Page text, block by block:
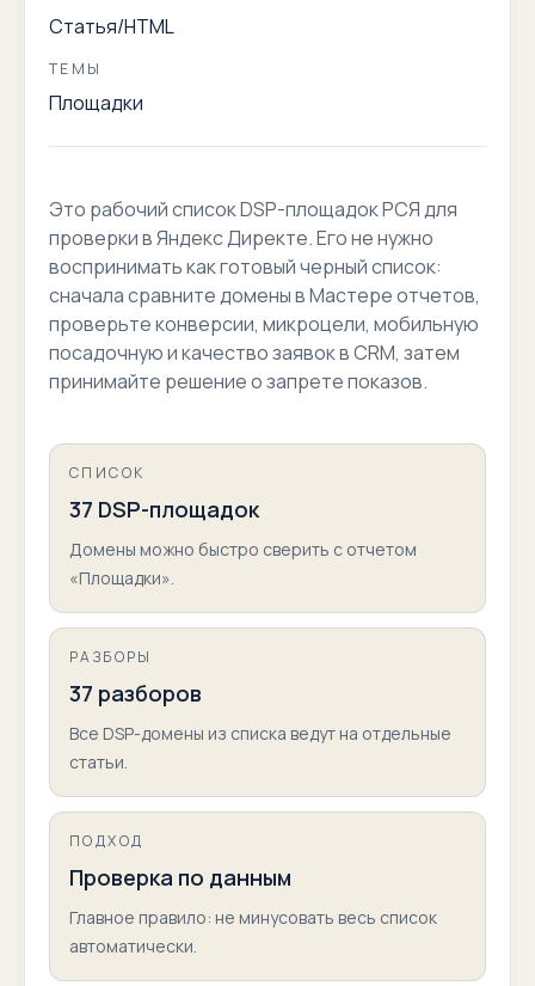
Статья/HTML
ТЕМЫ
Площадки
Это рабочий список DSP-площадок РСЯ для
проверки в Яндекс Директе. Его не нужно
воспринимать как готовый черный список:
сначала сравните домены в Мастере отчетов,
проверьте конверсии, микроцели, мобильную
посадочную и качество заявок в CRM, затем
принимайте решение о запрете показов.
КРАТКИЕ СВЕДЕНИЯ
СПИСОК
37 DSP-площадок
Домены можно быстро сверить с отчетом
«Площадки».
РАЗБОРЫ
37 разборов
Все DSP-домены из списка ведут на отдельные
статьи.
ПОДХОД
Проверка по данным
Главное правило: не минусовать весь список
автоматически.